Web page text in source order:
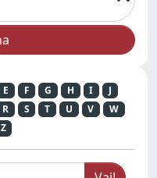
E F G H I
J
R S T U V
W
Z